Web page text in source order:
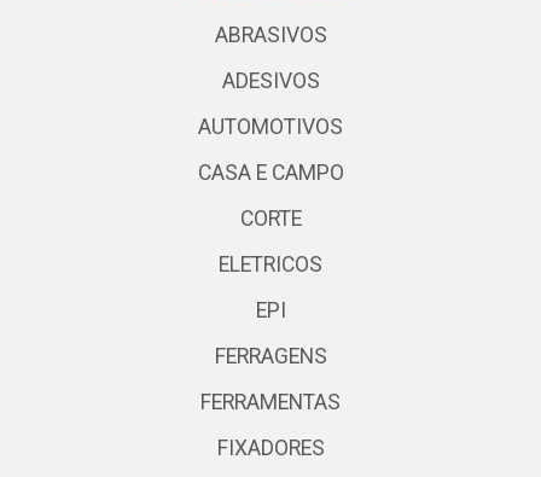
ABRASIVOS
ADESIVOS
AUTOMOTIVOS
CASA E CAMPO
CORTE
ELETRICOS
EPI
FERRAGENS
FERRAMENTAS
FIXADORES